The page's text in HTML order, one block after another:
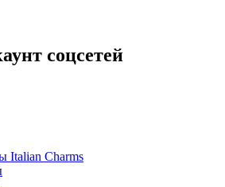
соцсетей
Italian Charms